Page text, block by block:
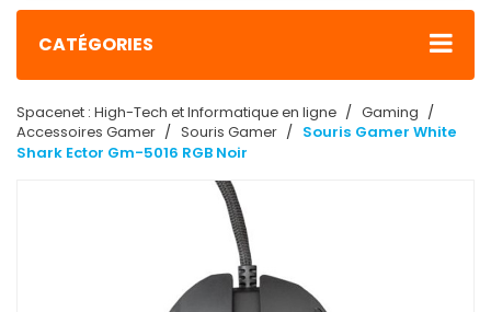
CATÉGORIES
Spacenet : High-Tech et Informatique en ligne
Gaming
Accessoires Gamer
Souris Gamer
Souris Gamer White
Shark Ector Gm-5016 RGB Noir